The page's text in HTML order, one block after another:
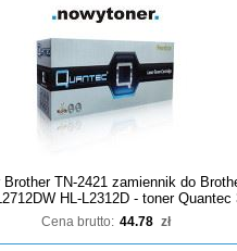
Brother TN-2421 zamiennik do
HL-L2312D - toner Quantec
Cena brutto: 44.78 zł